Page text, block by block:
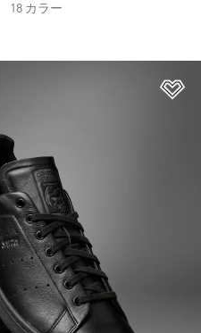
18 カラー